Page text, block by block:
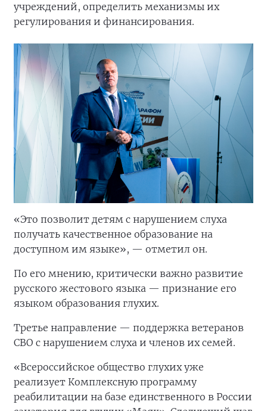
учреждений, определить механизмы их
регулирования и финансирования.
«Это позволит детям с нарушением слуха
получать качественное образование на
доступном им языке», — отметил он.
По его мнению, критически важно развитие
русского жестового языка — признание его
языком образования глухих.
Третье направление — поддержка ветеранов
СВО с нарушением слуха и членов их семей.
«Всероссийское общество глухих уже
реализует Комплексную программу
реабилитации на базе единственного в России